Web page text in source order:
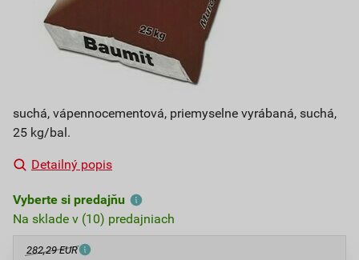
suchá, vápennocementová, priemyselne vyrábaná, suchá,
25 kg/bal.
Detailný popis
Vyberte si predajňu
Na sklade v (10) predajniach
282,29 EUR